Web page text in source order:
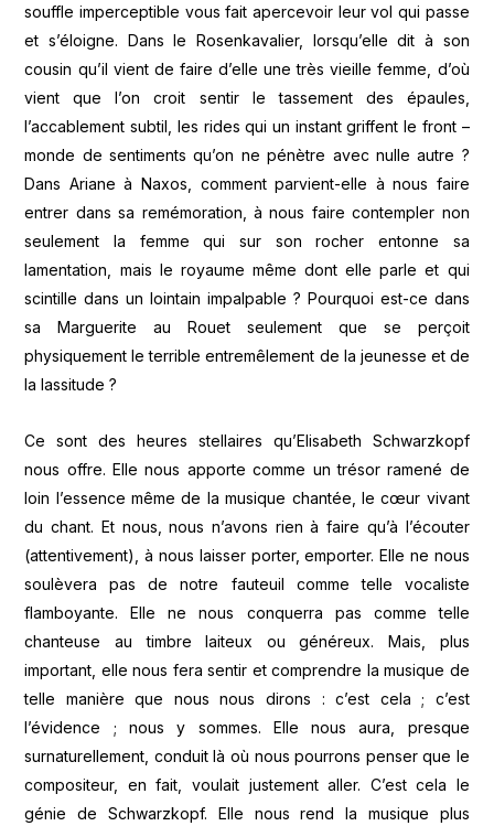
souffle imperceptible vous fait apercevoir leur vol qui passe
et s’éloigne. Dans le Rosenkavalier, lorsqu’elle dit à son
cousin qu’il vient de faire d’elle une très vieille femme, d’où
vient que l’on croit sentir le tassement des épaules,
l’accablement subtil, les rides qui un instant griffent le front –
monde de sentiments qu’on ne pénètre avec nulle autre ?
Dans Ariane à Naxos, comment parvient-elle à nous faire
entrer dans sa remémoration, à nous faire contempler non
seulement la femme qui sur son rocher entonne sa
lamentation, mais le royaume même dont elle parle et qui
scintille dans un lointain impalpable ? Pourquoi est-ce dans
sa Marguerite au Rouet seulement que se perçoit
physiquement le terrible entremêlement de la jeunesse et de
la lassitude ?
Ce sont des heures stellaires qu’Elisabeth Schwarzkopf
nous offre. Elle nous apporte comme un trésor ramené de
loin l’essence même de la musique chantée, le cœur vivant
du chant. Et nous, nous n’avons rien à faire qu’à l’écouter
(attentivement), à nous laisser porter, emporter. Elle ne nous
soulèvera pas de notre fauteuil comme telle vocaliste
flamboyante. Elle ne nous conquerra pas comme telle
chanteuse au timbre laiteux ou généreux. Mais, plus
important, elle nous fera sentir et comprendre la musique de
telle manière que nous nous dirons : c’est cela ; c’est
l’évidence ; nous y sommes. Elle nous aura, presque
surnaturellement, conduit là où nous pourrons penser que le
compositeur, en fait, voulait justement aller. C’est cela le
génie de Schwarzkopf. Elle nous rend la musique plus